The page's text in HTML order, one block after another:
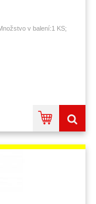
v balení:1 KS;